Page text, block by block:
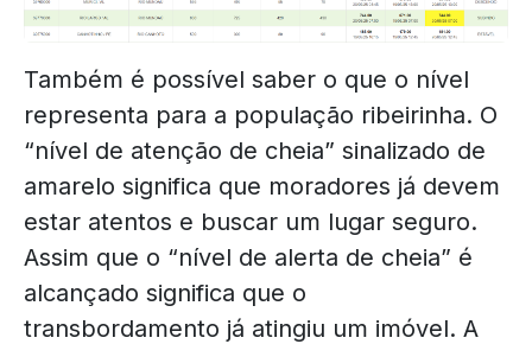
Também é possível saber o que o nível
representa para a população ribeirinha. O
“nível de atenção de cheia” sinalizado de
amarelo significa que moradores já devem
estar atentos e buscar um lugar seguro.
Assim que o “nível de alerta de cheia” é
alcançado significa que o
transbordamento já atingiu um imóvel. A